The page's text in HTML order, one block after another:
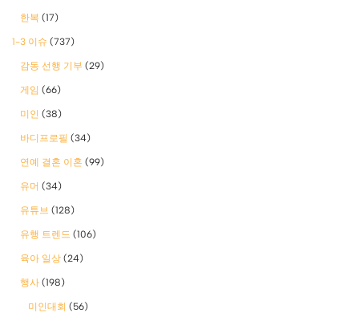
한복 (17)
1-3 이슈 (737)
감동 선행 기부 (29)
게임 (66)
미인 (38)
바디프로필 (34)
연예 결혼 이혼 (99)
유머 (34)
유튜브 (128)
유행 트렌드 (106)
육아 일상 (24)
행사 (198)
미인대회 (56)